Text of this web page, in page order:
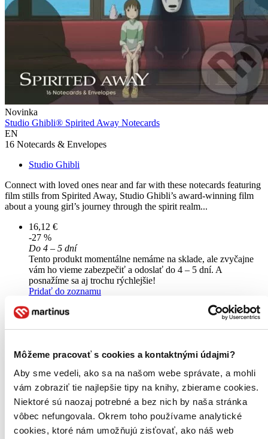
Môžeme pracovať s cookies a kontaktnými údajmi?
Aby sme vedeli, ako sa na našom webe správate, a mohli
vám zobraziť tie najlepšie tipy na knihy, zbierame cookies.
Niektoré sú naozaj potrebné a bez nich by naša stránka
vôbec nefungovala. Okrem toho používame analytické
cookies, ktoré nám umožňujú zisťovať, ako náš web
Novinka
Studio Ghibli® Spirited Away Notecards
EN
16 Notecards & Envelopes
Studio Ghibli
Connect with loved ones near and far with these notecards featuring
film stills from Spirited Away, Studio Ghibli’s award-winning film
about a young girl’s journey through the spirit realm...
16,12 €
-27 %
Do 4 – 5 dní
Tento produkt momentálne nemáme na sklade, ale zvyčajne
vám ho vieme zabezpečiť a odoslať do 4 – 5 dní. A
posnažíme sa aj trochu rýchlejšie!
Pridať do zoznamu